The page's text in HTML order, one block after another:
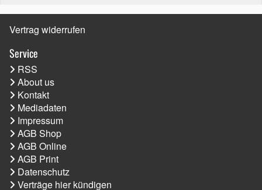
Vertrag widerrufen
Service
RSS
About us
Kontakt
Mediadaten
Impressum
AGB Shop
AGB Online
AGB Print
Datenschutz
Verträge hier kündigen